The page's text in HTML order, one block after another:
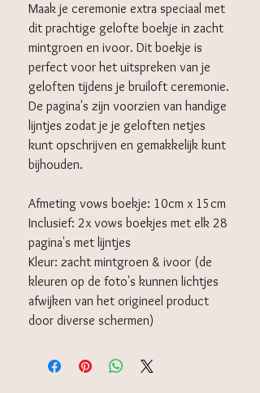
Maak je ceremonie extra speciaal met
dit prachtige gelofte boekje in zacht
mintgroen en ivoor. Dit boekje is
perfect voor het uitspreken van je
geloften tijdens je bruiloft ceremonie.
De pagina's zijn voorzien van handige
lijntjes zodat je je geloften netjes
kunt opschrijven en gemakkelijk kunt
bijhouden.
Afmeting vows boekje: 10cm x 15cm
Inclusief: 2x vows boekjes met elk 28
pagina's met lijntjes
Kleur: zacht mintgroen & ivoor (de
kleuren op de foto's kunnen lichtjes
afwijken van het origineel product
door diverse schermen)